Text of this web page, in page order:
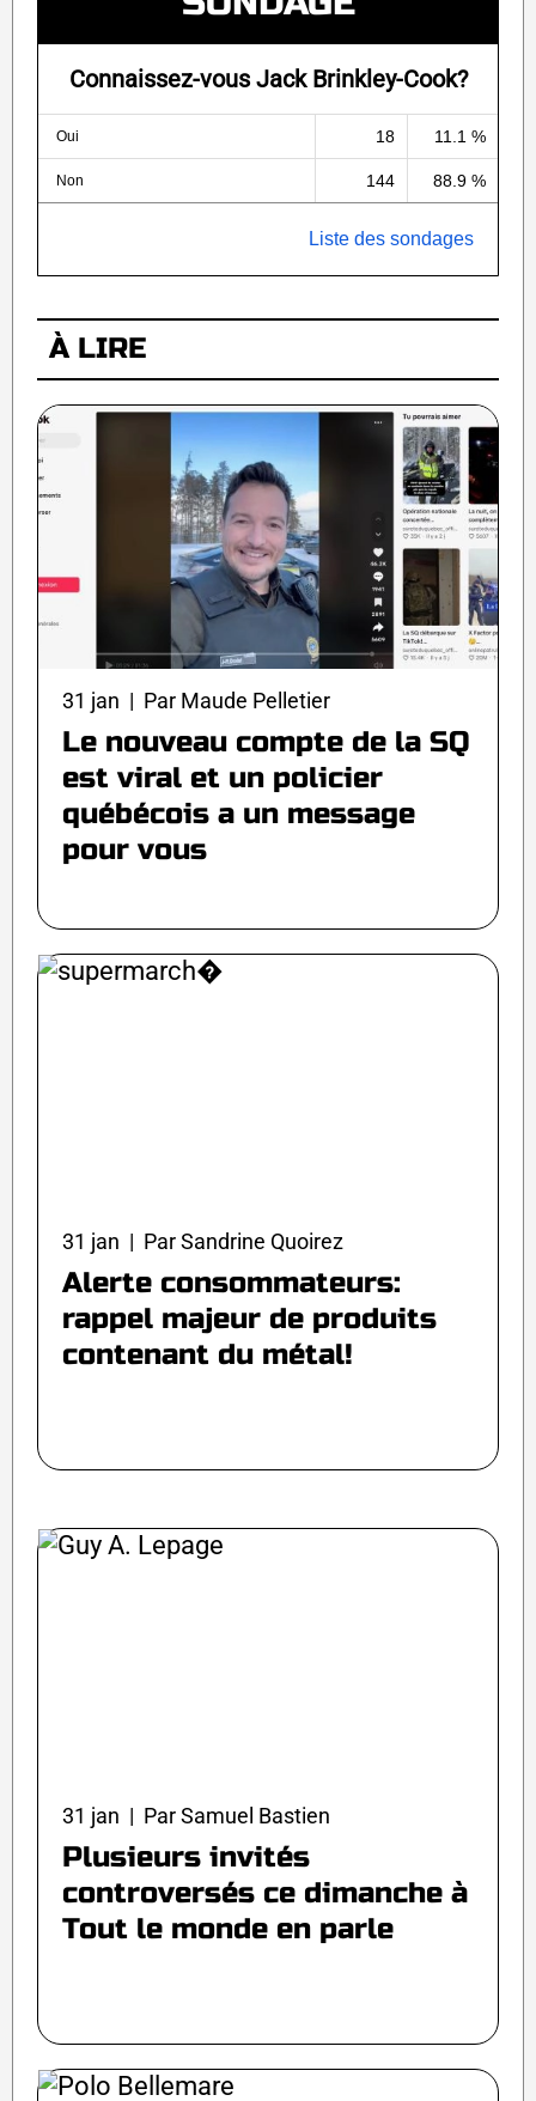
Connaissez-vous Jack Brinkley-Cook?
Oui 18 11.1 %
Non 144 88.9 %
Liste des sondages
À LIRE
31 jan | Par Maude Pelletier
Le nouveau compte de la SQ
est viral et un policier
québécois a un message
pour vous
31 jan | Par Sandrine Quoirez
Alerte consommateurs:
rappel majeur de produits
contenant du métal!
31 jan | Par Samuel Bastien
Plusieurs invités
controversés ce dimanche à
Tout le monde en parle